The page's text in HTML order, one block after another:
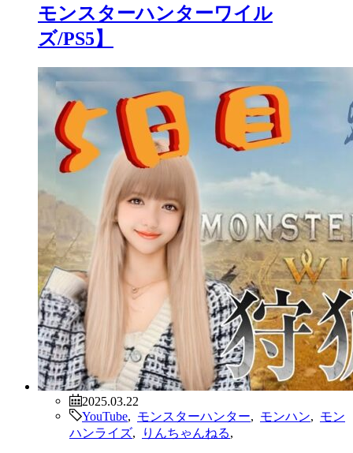
モンスターハンターワイル
ズ/PS5】
2025.03.22
YouTube
モンスターハンター モンハン
モン
ハンライズ
りんちゃんねる